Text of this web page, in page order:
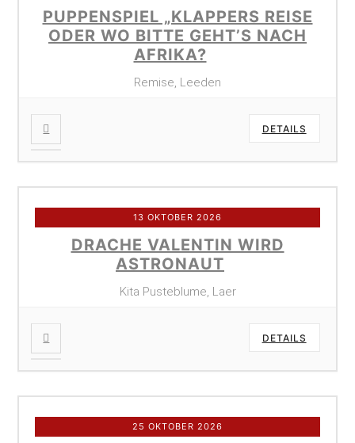
PUPPENSPIEL „KLAPPERS REISE
ODER WO BITTE GEHT’S NACH
AFRIKA?
Remise, Leeden
DETAILS
13 OKTOBER 2026
DRACHE VALENTIN WIRD
ASTRONAUT
Kita Pusteblume, Laer
DETAILS
25 OKTOBER 2026